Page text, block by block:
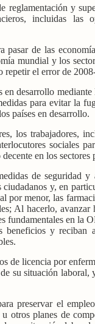
reglamentación y
incluidas las
pasar de las
mundial y los
repetir el error de
en desarrollo
para evitar la
países en desarrollo.
los trabajadores,
sociales
en los
de seguridad
ciudadanos y, en
por menor, las
Al hacerlo,
fundamentales en la
beneficios y reciban
de licencia por
su situación laboral,
preservar el
otros planes de